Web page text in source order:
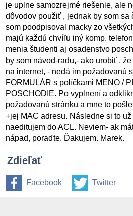
je uplne samozrejmé riešenie, ale
dôvodov použiť , jednak by som sa
som poodpisoval macky zo
majú každú chvíľu iný komp.
menia študenti aj osadenstvo
by som návod-radu,- ako urobiť ,
na internet, - nedá im požadovanú
FORMULÁR s políčkami MENO /
POSCHODIE. Po vyplnení a
požadovanú stránku a mne to
+jej MAC adresu. Následne si to
naeditujem do ACL. Neviem- ak
nápad, poraďte. Ďakujem. Marek.
Zdieľať
Facebook Twitter